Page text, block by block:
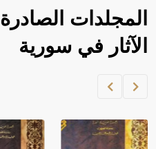
المجلدات
الآثار في سورية